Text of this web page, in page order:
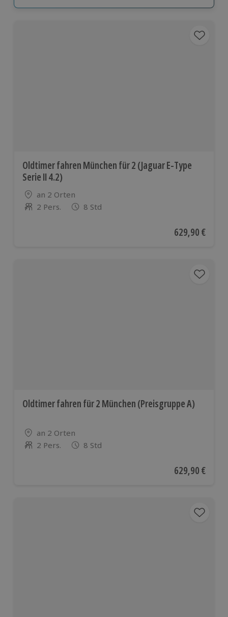
Oldtimer fahren München für 2 (Jaguar E-Type
Serie II 4.2)
Standort
an 2 Orten
Anzahl der Teilnehmer
2 Pers. 8 Std
Aktueller Preis
629,90 €
Oldtimer fahren für 2 München (Preisgruppe A)
Standort
an 2 Orten
Anzahl der Teilnehmer
2 Pers. 8 Std
Aktueller Preis
629,90 €